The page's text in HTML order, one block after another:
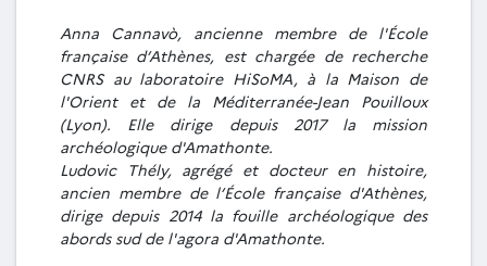
Anna Cannavò, ancienne membre de l'École
française d’Athènes, est chargée de recherche
CNRS au laboratoire HiSoMA, à la Maison de
l'Orient et de la Méditerranée-Jean Pouilloux
(Lyon). Elle dirige depuis 2017 la mission
archéologique d'Amathonte.
Ludovic Thély, agrégé et docteur en histoire,
ancien membre de l’École française d'Athènes,
dirige depuis 2014 la fouille archéologique des
abords sud de l'agora d'Amathonte.